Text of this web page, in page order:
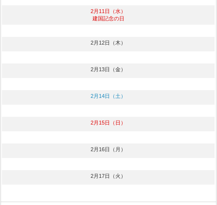
2月11日（水）
建国記念の日
2月12日（木）
2月13日（金）
2月14日（土）
2月15日（日）
2月16日（月）
2月17日（火）